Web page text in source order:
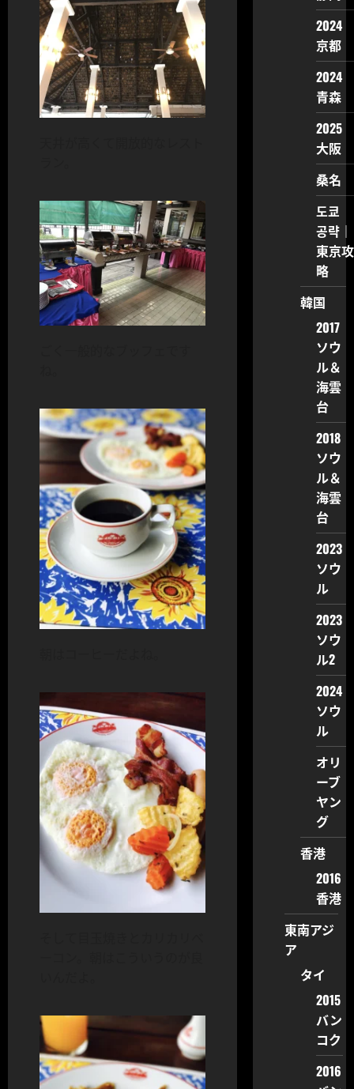
2024
京都
2024
青森
2025
大阪
桑名
도쿄
공략｜
東京攻
略
韓国
2017
ソウ
ル＆
海雲
台
2018
ソウ
ル＆
海雲
台
2023
ソウ
ル
2023
ソウ
ル2
2024
ソウ
ル
オリ
ーブ
ヤン
グ
香港
2016
香港
東南アジ
ア
タイ
2015
バン
コク
2016